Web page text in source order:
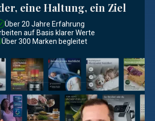
eine Haltung, ein Ziel
Über 20 Jahre Erfahrung
auf Basis klarer Werte
Über 300 Marken begleitet